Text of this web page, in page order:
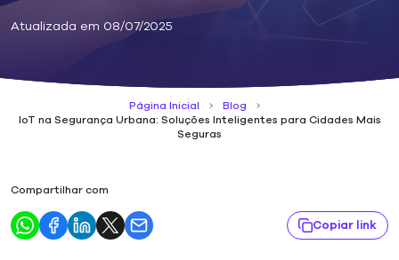
Atualizada em 08/07/2025
Página Inicial
Blog
IoT na Segurança Urbana: Soluções Inteligentes para Cidades Mais
Seguras
Compartilhar com
Copiar link